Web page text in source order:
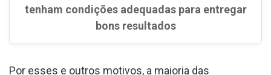
tenham condições adequadas para entregar
bons resultados
Por esses e outros motivos, a maioria das